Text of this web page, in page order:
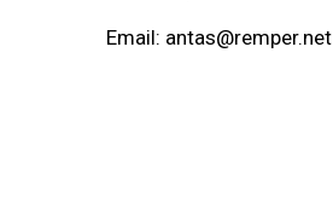
Email: antas@remper.net